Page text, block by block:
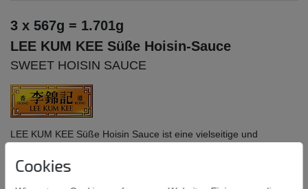
3 x 567g = 1.701g
LEE KUM KEE Süße Hoisin-Sauce
SWEET HOISIN SAUCE
LEE KUM KEE Süße Hoisin Sauce ist eine vielseitige und
Geschmack. Sie passt perfekt zu Pho sowie zu knuspriger Ente
Cookies